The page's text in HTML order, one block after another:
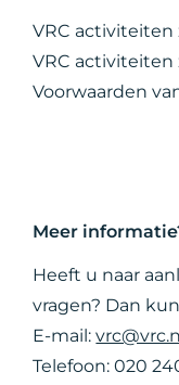
VRC activiteiten
VRC activiteiten
Voorwaarden
Meer
Heeft u naar
vragen? Dan
E-mail:
Telefoon: 020